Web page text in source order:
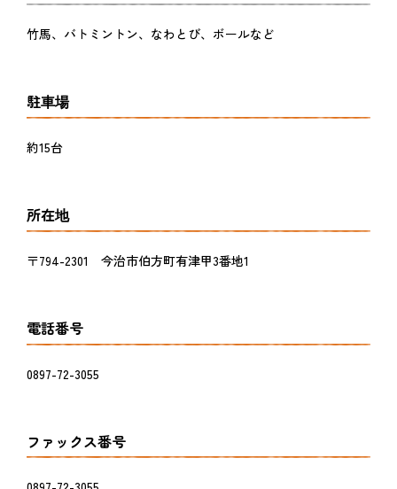
竹馬、バトミントン、なわとび、ボールなど
駐車場
約15台
所在地
〒794-2301 今治市伯方町有津甲3番地1
電話番号
0897-72-3055
ファックス番号